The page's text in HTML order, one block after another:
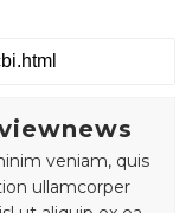
veniam, quis
ullamcorper